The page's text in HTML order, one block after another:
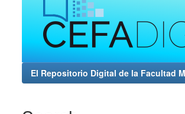
El Repositorio Digital de la Facultad